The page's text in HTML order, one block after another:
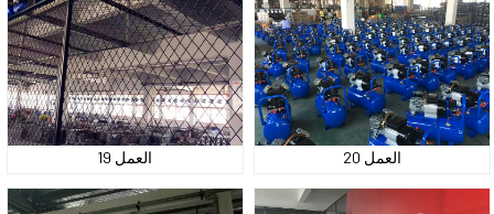
العمل 19 العمل 20